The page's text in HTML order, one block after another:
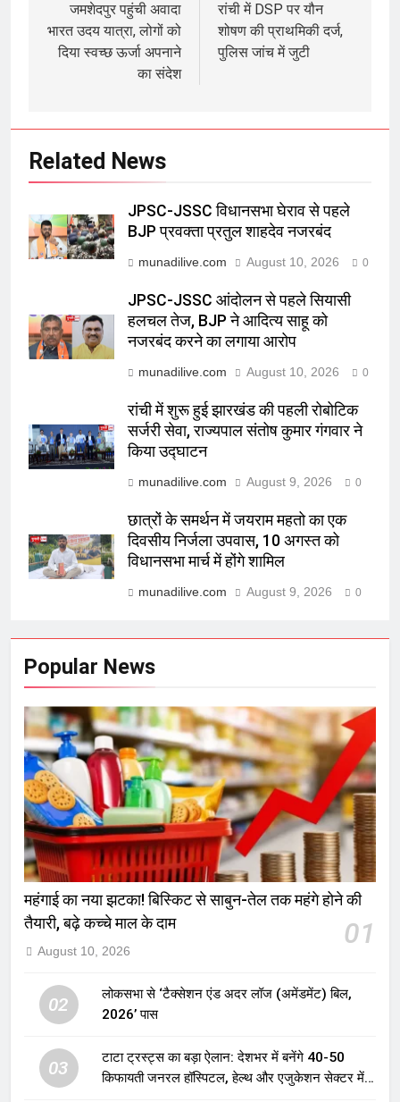
navigation
जमशेदपुर पहुंची अवादा
भारत उदय यात्रा, लोगों को
दिया स्वच्छ ऊर्जा अपनाने
का संदेश
रांची में DSP पर यौन
शोषण की प्राथमिकी दर्ज,
पुलिस जांच में जुटी
Related News
JPSC-JSSC विधानसभा घेराव से पहले
BJP प्रवक्ता प्रतुल शाहदेव नजरबंद
munadilive.com August 10, 2026 0
JPSC-JSSC आंदोलन से पहले सियासी
हलचल तेज, BJP ने आदित्य साहू को
नजरबंद करने का लगाया आरोप
munadilive.com August 10, 2026 0
रांची में शुरू हुई झारखंड की पहली रोबोटिक
सर्जरी सेवा, राज्यपाल संतोष कुमार गंगवार ने
किया उद्घाटन
munadilive.com August 9, 2026 0
छात्रों के समर्थन में जयराम महतो का एक
दिवसीय निर्जला उपवास, 10 अगस्त को
विधानसभा मार्च में होंगे शामिल
munadilive.com August 9, 2026 0
Popular News
महंगाई का नया झटका! बिस्किट से साबुन-तेल तक महंगे होने की
तैयारी, बढ़े कच्चे माल के दाम
01
August 10, 2026
02
लोकसभा से ‘टैक्सेशन एंड अदर लॉज (अमेंडमेंट) बिल,
2026’ पास
03
टाटा ट्रस्ट्स का बड़ा ऐलान: देशभर में बनेंगे 40-50
किफायती जनरल हॉस्पिटल, हेल्थ और एजुकेशन सेक्टर में